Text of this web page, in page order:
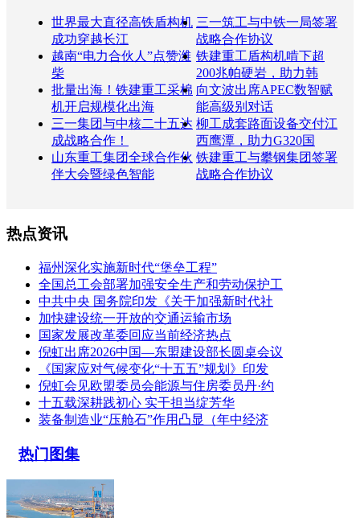
世界最大直径高铁盾构机
成功穿越长江
三一筑工与中铁一局签署
战略合作协议
越南“电力合伙人”点赞潍
柴
铁建重工盾构机啃下超
200兆帕硬岩，助力韩
批量出海！铁建重工采棉
机开启规模化出海
向文波出席APEC数智赋
能高级别对话
三一集团与中核二十五达
成战略合作！
柳工成套路面设备交付江
西鹰潭，助力G320国
山东重工集团全球合作伙
伴大会暨绿色智能
铁建重工与攀钢集团签署
战略合作协议
热点资讯
福州深化实施新时代“堡垒工程”
全国总工会部署加强安全生产和劳动保护工
中共中央 国务院印发《关于加强新时代社
加快建设统一开放的交通运输市场
国家发展改革委回应当前经济热点
倪虹出席2026中国—东盟建设部长圆桌会议
《国家应对气候变化“十五五”规划》印发
倪虹会见欧盟委员会能源与住房委员丹·约
十五载深耕践初心 实干担当绽芳华
装备制造业“压舱石”作用凸显（年中经济
热门图集